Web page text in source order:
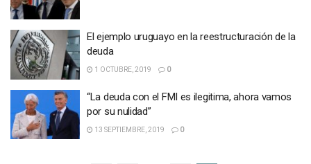
El ejemplo uruguayo en la reestructuración de la
deuda
1 OCTUBRE, 2019 0
“La deuda con el FMI es ilegitima, ahora vamos
por su nulidad”
13 SEPTIEMBRE, 2019 0